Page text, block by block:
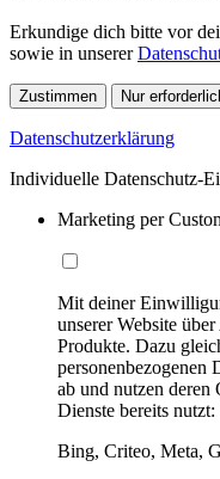
Erkundige dich bitte vor
sowie in unserer
Zustimmen Nur
Datenschutzerklärung
Individuelle Datenschutz-
Marketing per
Mit deiner
unserer Website
Produkte. Dazu
personenbezogenen
ab und nutzen deren
Dienste bereits nutzt:
Bing, Criteo, Meta,